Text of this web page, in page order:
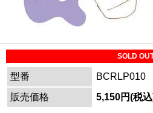
SOLD
型番
BCRLP010
販売価格
5,150円(税